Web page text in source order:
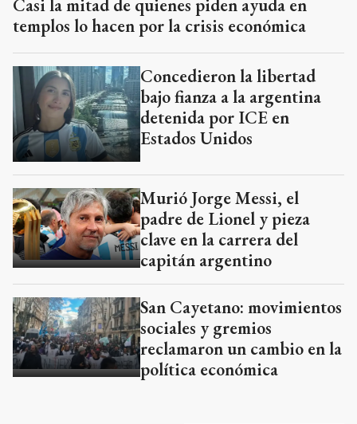
Casi la mitad de quienes piden ayuda en
templos lo hacen por la crisis económica
Concedieron la libertad
bajo fianza a la argentina
detenida por ICE en
Estados Unidos
Murió Jorge Messi, el
padre de Lionel y pieza
clave en la carrera del
capitán argentino
San Cayetano: movimientos
sociales y gremios
reclamaron un cambio en la
política económica